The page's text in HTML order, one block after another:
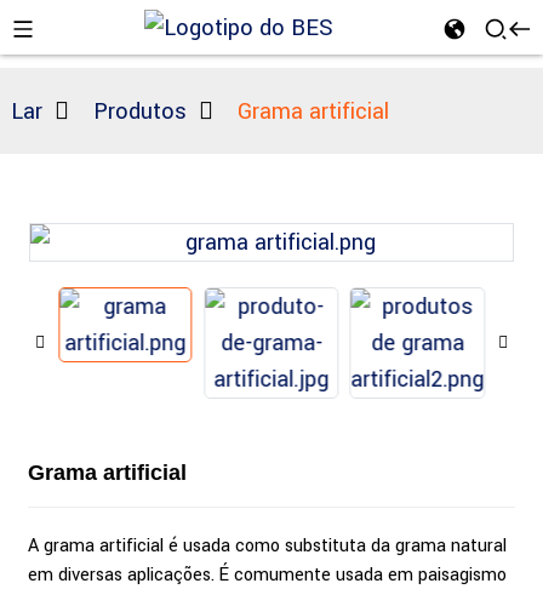
Lar Produtos Grama artificial
Grama artificial
A grama artificial é usada como substituta da grama natural
em diversas aplicações. É comumente usada em paisagismo